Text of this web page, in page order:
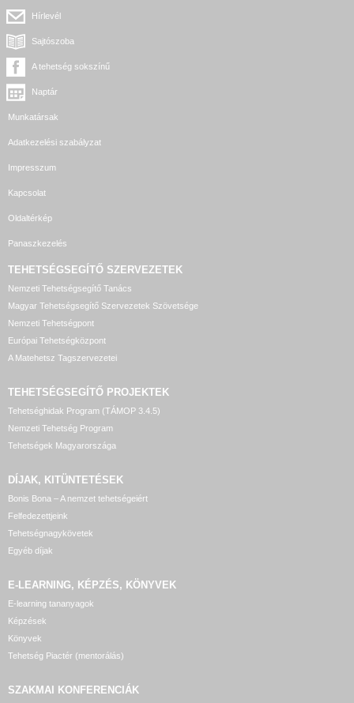
Hírlevél
Sajtószoba
A tehetség sokszínű
Naptár
Munkatársak
Adatkezelési szabályzat
Impresszum
Kapcsolat
Oldaltérkép
Panaszkezelés
TEHETSÉGSEGÍTŐ SZERVEZETEK
Nemzeti Tehetségsegítő Tanács
Magyar Tehetségsegítő Szervezetek Szövetsége
Nemzeti Tehetségpont
Európai Tehetségközpont
A Matehetsz Tagszervezetei
TEHETSÉGSEGÍTŐ PROJEKTEK
Tehetséghidak Program (TÁMOP 3.4.5)
Nemzeti Tehetség Program
Tehetségek Magyarországa
DÍJAK, KITÜNTETÉSEK
Bonis Bona – A nemzet tehetségeiért
Felfedezettjeink
Tehetségnagykövetek
Egyéb díjak
E-LEARNING, KÉPZÉS, KÖNYVEK
E-learning tananyagok
Képzések
Könyvek
Tehetség Piactér (mentorálás)
SZAKMAI KONFERENCIÁK